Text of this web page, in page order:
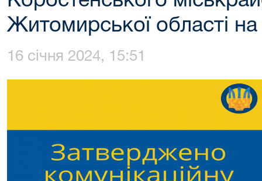
Житомирської області
16 січня 2024, 15:51